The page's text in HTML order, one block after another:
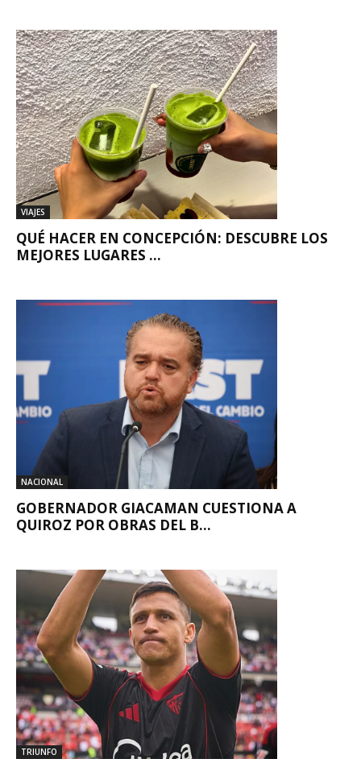
VIAJES
QUÉ HACER EN CONCEPCIÓN: DESCUBRE LOS
MEJORES LUGARES ...
NACIONAL
GOBERNADOR GIACAMAN CUESTIONA A
QUIROZ POR OBRAS DEL B...
TRIUNFO